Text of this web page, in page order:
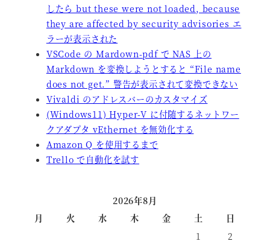
したら but these were not loaded, because
they are affected by security advisories エ
ラーが表示された
VSCode の Mardown-pdf で NAS 上の
Markdown を変換しようとすると “File name
does not get.” 警告が表示されて変換できない
Vivaldi のアドレスバーのカスタマイズ
(Windows11) Hyper-V に付随するネットワー
クアダプタ vEthernet を無効化する
Amazon Q を使用するまで
Trello で自動化を試す
2026年8月
月
火 水 木 金 土
日
1
2